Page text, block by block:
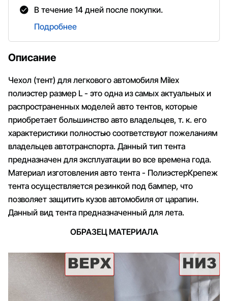
Описание
Чехол (тент) для легкового автомобиля Milex
полиэстер размер L - это одна из самых актуальных и
распространенных моделей авто тентов, которые
приобретает большинство авто владельцев, т. к. его
характеристики полностью соответствуют пожеланиям
владельцев автотранспорта. Данный тип тента
предназначен для эксплуатации во все времена года.
Материал изготовления авто тента - ПолиэстерКрепеж
тента осуществляется резинкой под бампер, что
позволяет защитить кузов автомобиля от царапин.
Данный вид тента предназначенный для лета.
ОБРАЗЕЦ МАТЕРИАЛА
В течение 14 дней после покупки.
Подробнее